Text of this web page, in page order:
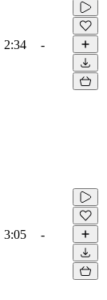
2:34 -
3:05 -